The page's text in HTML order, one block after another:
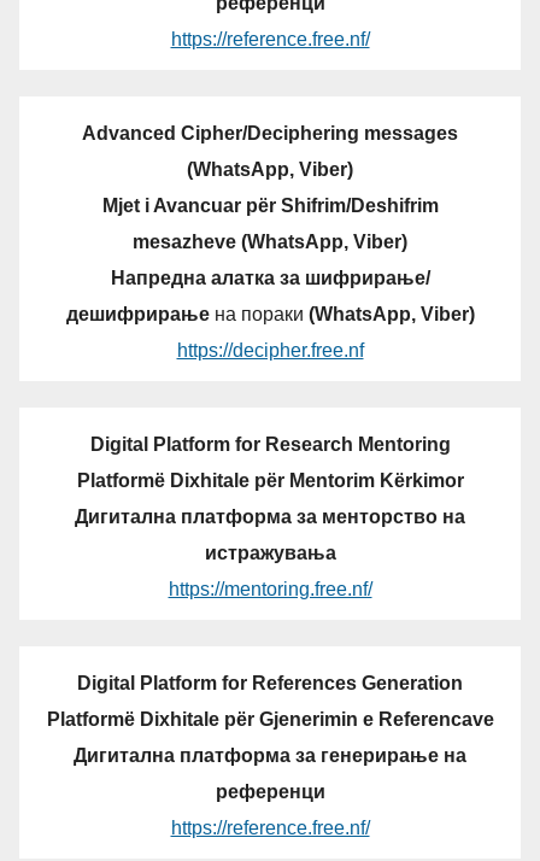
https://reference.free.nf/
Advanced Cipher/Deciphering messages
(WhatsApp, Viber)
Mjet i Avancuar për Shifrim/Deshifrim
mesazheve (WhatsApp, Viber)
Напредна алатка за шифрирање/
дешифрирањена пораки (WhatsApp, Viber)
https://decipher.free.nf
Digital Platform for Research Mentoring
Platformë Dixhitale për Mentorim Kërkimor
Дигитална платформа за менторство на
истражувања
https://mentoring.free.nf/
Digital Platform for References Generation
Platformë Dixhitale për Gjenerimin e Referencave
Дигитална платформа за генерирање на
референци
https://reference.free.nf/